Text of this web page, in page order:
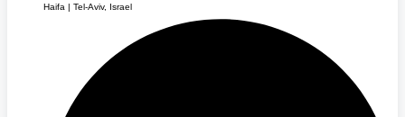
Haifa | Tel-Aviv, Israel